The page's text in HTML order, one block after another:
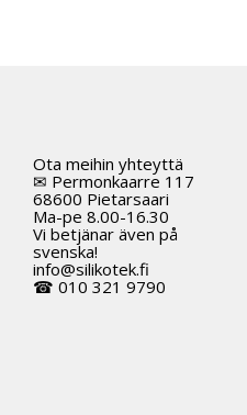
Ota meihin yhteyttä
✉ Permonkaarre 117
68600 Pietarsaari
Ma-pe 8.00-16.30
Vi betjänar även på
svenska!
info@silikotek.fi
☎ 010 321 9790